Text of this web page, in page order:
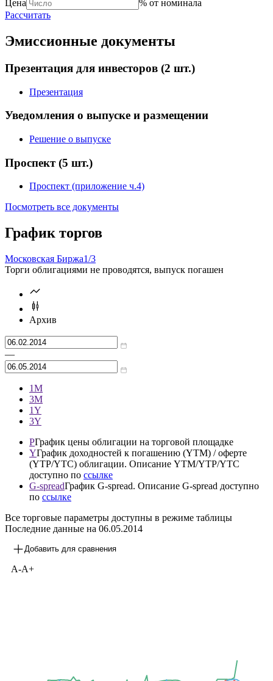
Справочник
цены
Цена
% от номинала
Презентация для инвесторов
Презентация
Уведомления о выпуске и размещении
Решение о выпуске
Проспект (5 шт.)
Проспект (приложение ч.4)
График торгов
Московская Биржа
Торги облигациями не проводятся, выпуск погашен
Архив
3М
1Y
3Y
PГрафик цены облигации на торговой площадке
YГрафик доходностей к погашению (YTM) / оферте
доступно поссылке
G-spreadГрафик G-spread. Описание G-spread доступно
Последние данные на